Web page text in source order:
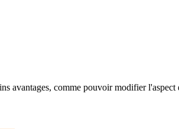
avantages, comme pouvoir modifier l'aspect